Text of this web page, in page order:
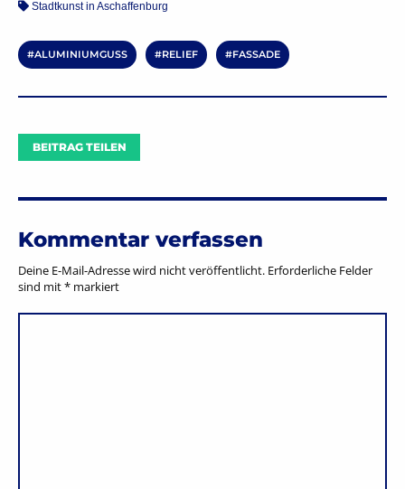
Stadtkunst in Aschaffenburg
ALUMINIUMGUSS RELIEF FASSADE
BEITRAG TEILEN
Kommentar verfassen
Deine E-Mail-Adresse wird nicht veröffentlicht. Erforderliche Felder
sind mit* markiert